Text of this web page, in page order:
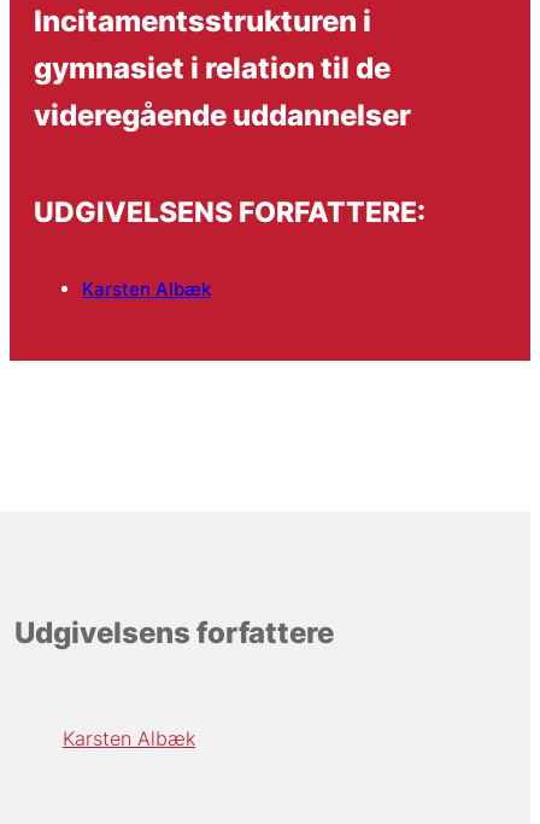
Incitamentsstrukturen i
gymnasiet i relation til de
videregående uddannelser
UDGIVELSENS FORFATTERE:
Karsten Albæk
Udgivelsens forfattere
Karsten Albæk